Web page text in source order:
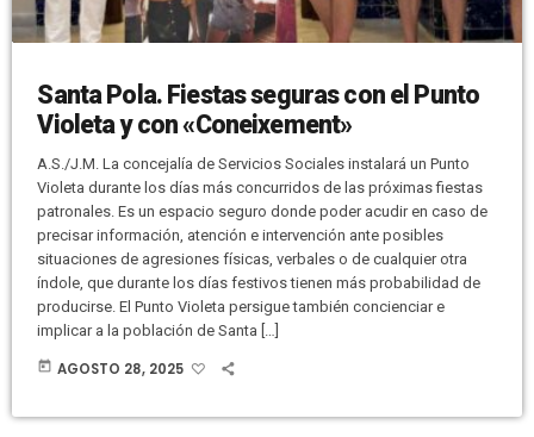
Santa Pola. Fiestas seguras con el Punto
Violeta y con «Coneixement»
A.S./J.M. La concejalía de Servicios Sociales instalará un Punto
Violeta durante los días más concurridos de las próximas fiestas
patronales. Es un espacio seguro donde poder acudir en caso de
precisar información, atención e intervención ante posibles
situaciones de agresiones físicas, verbales o de cualquier otra
índole, que durante los días festivos tienen más probabilidad de
producirse. El Punto Violeta persigue también concienciar e
implicar a la población de Santa […]
today AGOSTO 28, 2025